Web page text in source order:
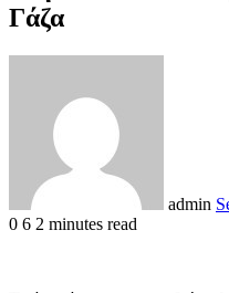
Γάζα
admin
0 6 2 minutes read